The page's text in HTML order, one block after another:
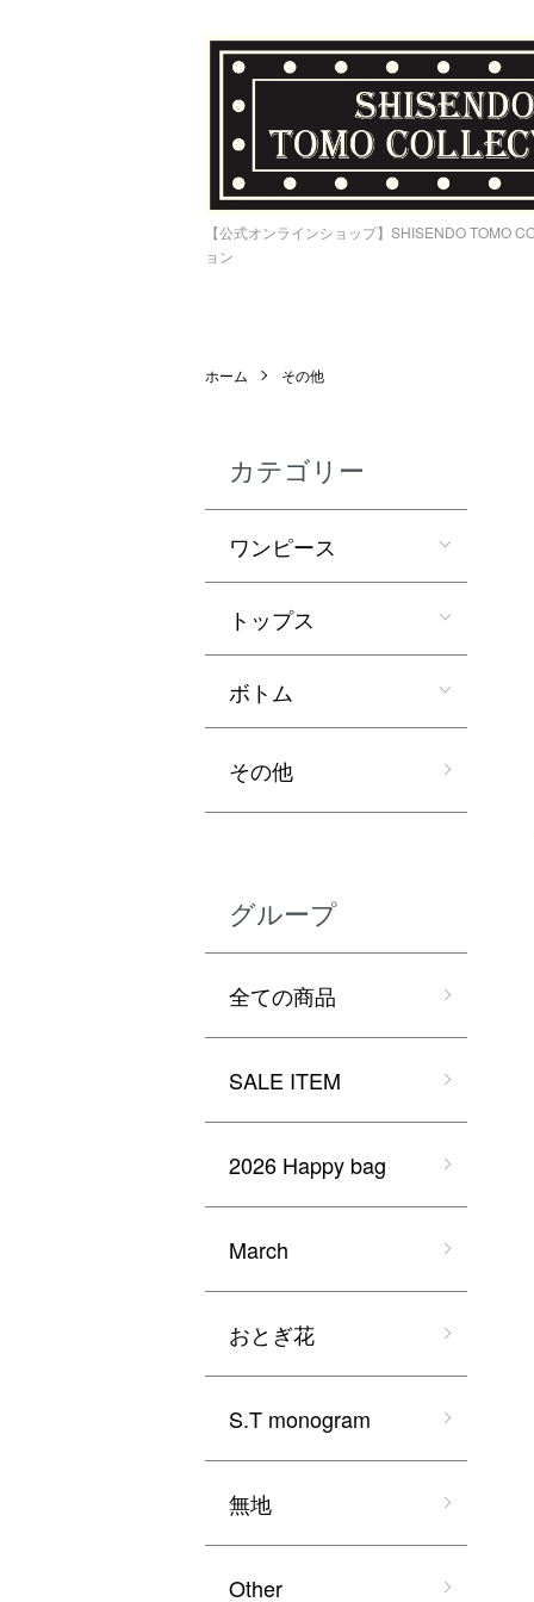
【公式オンラインショップ】SHISENDO TOMO
ョン
ホーム その他
カテゴリー
ワンピース
トップス
ボトム
その他
グループ
全ての商品
SALE ITEM
2026 Happy bag
March
おとぎ花
S.T monogram
無地
Other